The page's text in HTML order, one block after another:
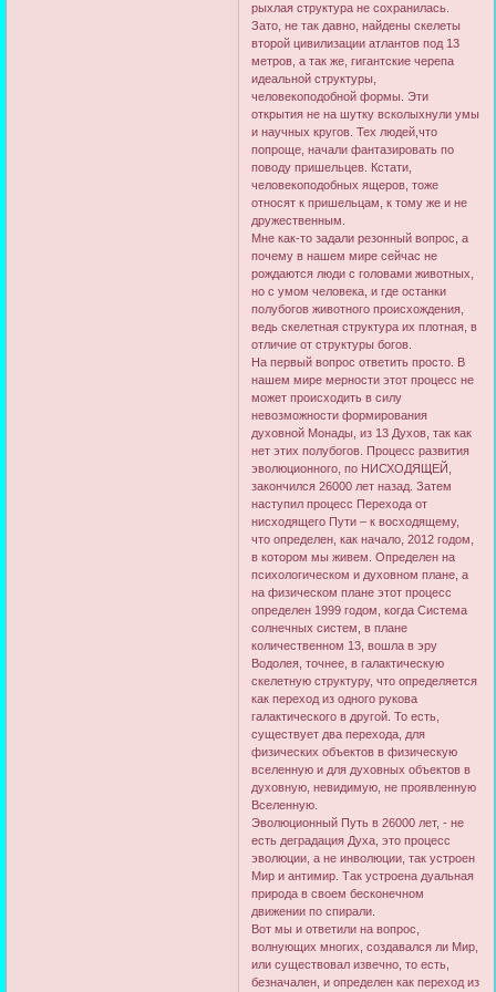
рыхлая структура не сохранилась.
Зато, не так давно, найдены скелеты
второй цивилизации атлантов под 13
метров, а так же, гигантские черепа
идеальной структуры,
человекоподобной формы. Эти
открытия не на шутку всколыхнули умы
и научных кругов. Тех людей,что
попроще, начали фантазировать по
поводу пришельцев. Кстати,
человекоподобных ящеров, тоже
относят к пришельцам, к тому же и не
дружественным.
Мне как-то задали резонный вопрос, а
почему в нашем мире сейчас не
рождаются люди с головами животных,
но с умом человека, и где останки
полубогов животного происхождения,
ведь скелетная структура их плотная, в
отличие от структуры богов.
На первый вопрос ответить просто. В
нашем мире мерности этот процесс не
может происходить в силу
невозможности формирования
духовной Монады, из 13 Духов, так как
нет этих полубогов. Процесс развития
эволюционного, по НИСХОДЯЩЕЙ,
закончился 26000 лет назад. Затем
наступил процесс Перехода от
нисходящего Пути – к восходящему,
что определен, как начало, 2012 годом,
в котором мы живем. Определен на
психологическом и духовном плане, а
на физическом плане этот процесс
определен 1999 годом, когда Система
солнечных систем, в плане
количественном 13, вошла в эру
Водолея, точнее, в галактическую
скелетную структуру, что определяется
как переход из одного рукова
галактического в другой. То есть,
существует два перехода, для
физических объектов в физическую
вселенную и для духовных объектов в
духовную, невидимую, не проявленную
Вселенную.
Эволюционный Путь в 26000 лет, - не
есть деградация Духа, это процесс
эволюции, а не инволюции, так устроен
Мир и антимир. Так устроена дуальная
природа в своем бесконечном
движении по спирали.
Вот мы и ответили на вопрос,
волнующих многих, создавался ли Мир,
или существовал извечно, то есть,
безначален, и определен как переход из